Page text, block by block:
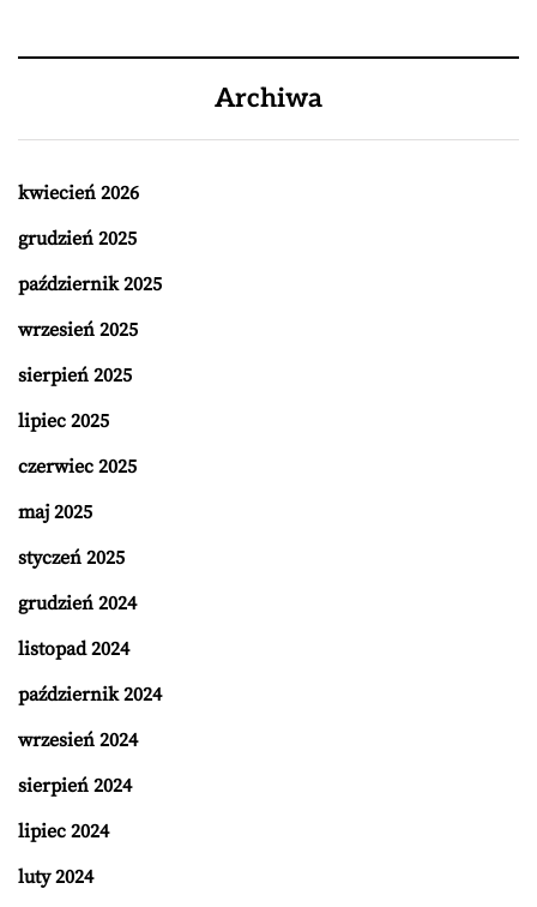
Archiwa
kwiecień 2026
grudzień 2025
październik 2025
wrzesień 2025
sierpień 2025
lipiec 2025
czerwiec 2025
maj 2025
styczeń 2025
grudzień 2024
listopad 2024
październik 2024
wrzesień 2024
sierpień 2024
lipiec 2024
luty 2024